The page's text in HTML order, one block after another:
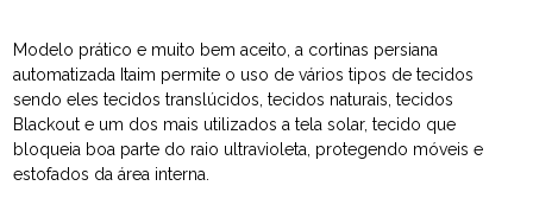
Modelo prático e muito bem aceito, a cortinas persiana
automatizada Itaim permite o uso de vários tipos de tecidos
sendo eles tecidos translúcidos, tecidos naturais, tecidos
Blackout e um dos mais utilizados a tela solar, tecido que
bloqueia boa parte do raio ultravioleta, protegendo móveis e
estofados da área interna.